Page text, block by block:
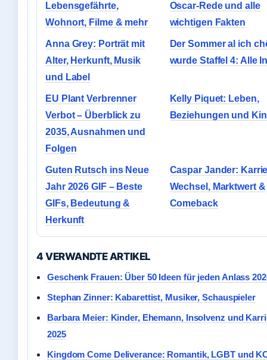
Lebensgefährte,
Wohnort, Filme & mehr
Oscar-Rede und alle
wichtigen Fakten
Anna Grey: Porträt mit
Alter, Herkunft, Musik
und Label
Der Sommer al ich
wurde Staffel 4: Alle
EU Plant Verbrenner
Verbot – Überblick zu
2035, Ausnahmen und
Folgen
Kelly Piquet: Leben,
Beziehungen und
Guten Rutsch ins Neue
Jahr 2026 GIF – Beste
GIFs, Bedeutung &
Herkunft
Caspar Jander:
Wechsel, Marktwert &
Comeback
4 VERWANDTE ARTIKEL
Geschenk Frauen: Über 50 Ideen für jeden Anlass
Stephan Zinner: Kabarettist, Musiker, Schauspieler
Barbara Meier: Kinder, Ehemann, Insolvenz und
2025
Kingdom Come Deliverance: Romantik, LGBT und